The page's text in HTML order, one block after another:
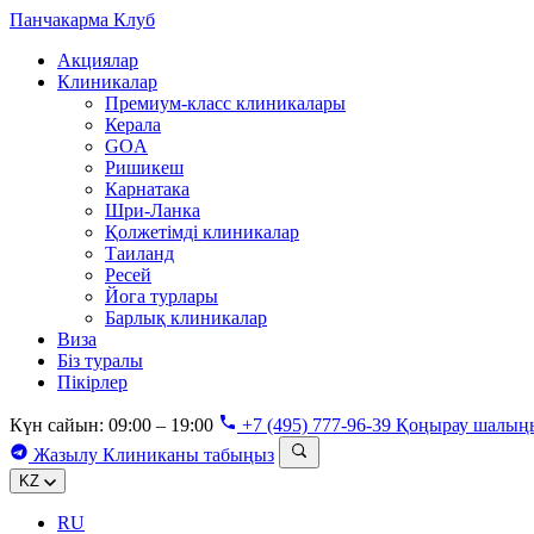
Панчакарма Клуб
Акциялар
Клиникалар
Премиум-класс клиникалары
Керала
GOA
Ришикеш
Карнатака
Шри-Ланка
Қолжетімді клиникалар
Таиланд
Ресей
Йога турлары
Барлық клиникалар
Виза
Біз туралы
Пікірлер
Күн сайын: 09:00 – 19:00 +7 (495) 777-96-39 Қоңырау
Жазылу Клиниканы табыңыз
KZ
RU